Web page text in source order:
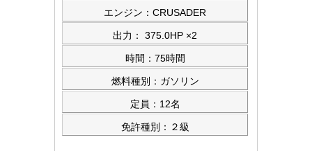
エンジン：CRUSADER
出力： 375.0HP ×2
時間：75時間
燃料種別：ガソリン
定員：12名
免許種別：２級